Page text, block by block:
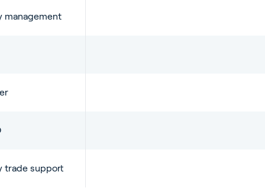
management
trade support